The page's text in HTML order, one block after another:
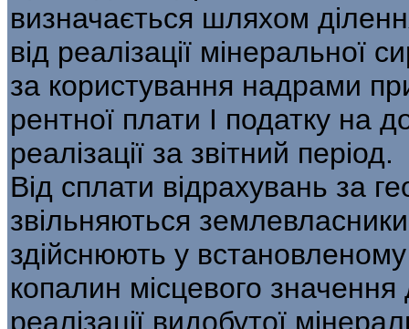
визначається шляхом
від реалізації мінеральної
за користування надрами
рентної плати І податку на
реалізації за звітний період.
Від сплати відрахувань за
звільняються
здійснюють у
копалин місцевого
реалізації видобутої